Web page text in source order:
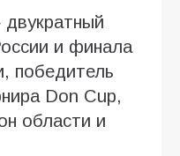
и финала
победитель
Don Cup,
области и